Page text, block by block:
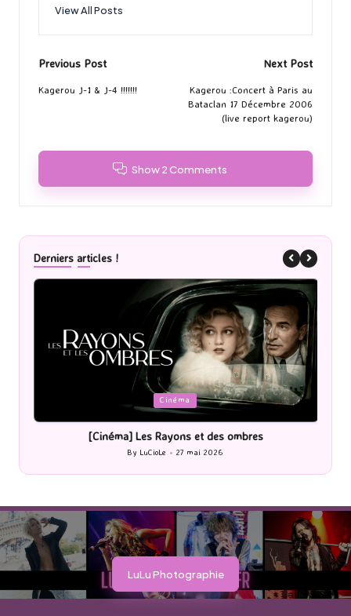
View All Posts
Post
navigation
Previous Post
Kagerou J-1 & J-4 !!!!!!!
Next Post
Kagerou :Concert à Paris au
Bataclan 17 Décembre 2006
(live report kagerou)
Show 2 Comments
Derniers articles !
Cinéma
[Cinéma] Les Rayons et des ombres
Posted
by
By LuCioLe 27 mai 2026
LuLu Photographie